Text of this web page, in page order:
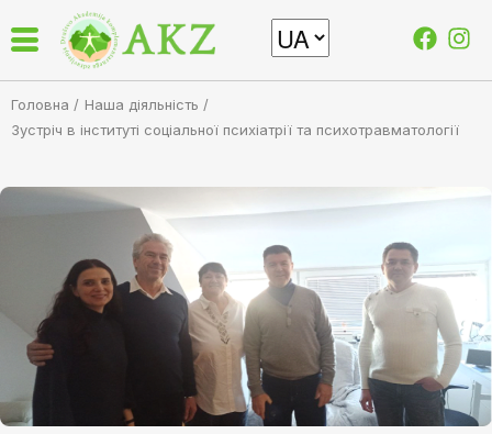
Головна / Наша діяльність /
Зустріч в інституті соціальної психіатрії та психотравматології